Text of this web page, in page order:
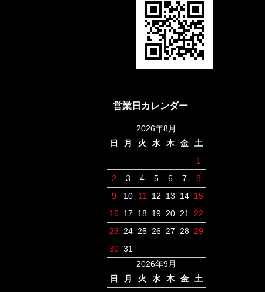
営業日カレンダー
2026年8月
日
月 火 水 木 金
土
1
2
3 4 5 6 7
8
9
10 11 12 13 14 15
16 17 18 19 20 21
22
23
24 25 26 27 28 29
30 31
2026年9月
日
月 火 水 木 金
土